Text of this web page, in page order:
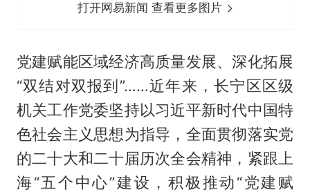
打开网易新闻 查看更多图片
党建赋能区域经济高质量发展、深化拓展
“双结对双报到”……近年来，长宁区区级
机关工作党委坚持以习近平新时代中国特
色社会主义思想为指导，全面贯彻落实党
的二十大和二十届历次全会精神，紧跟上
海“五个中心”建设，积极推动“党建赋